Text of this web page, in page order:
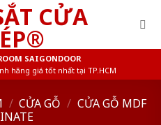
SAIGONDOOR
hãng giá tốt nhất tại TP.HCM
/ CỬA GỖ / CỬA GỖ MDF